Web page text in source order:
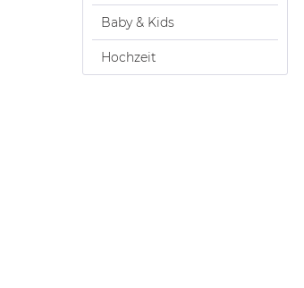
Baby & Kids
Hochzeit